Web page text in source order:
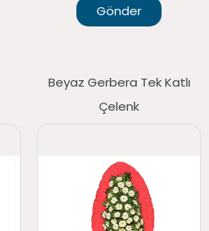
Gönder
Beyaz Gerbera Tek Katlı
Çelenk